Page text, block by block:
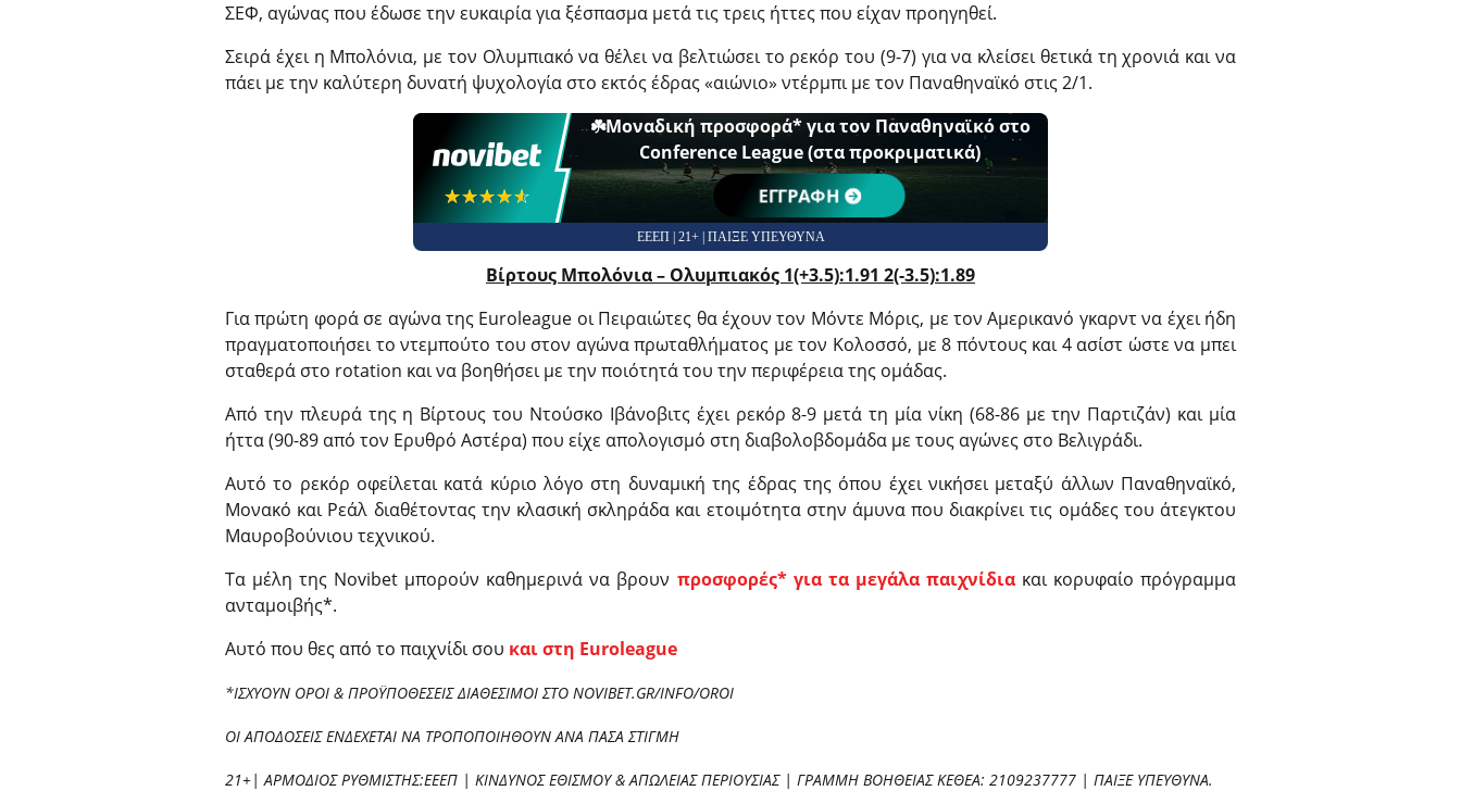
ΣΕΦ, αγώνας που έδωσε την ευκαιρία για ξέσπασμα μετά τις τρεις ήττες που είχαν προηγηθεί.
Σειρά έχει η Μπολόνια, με τον Ολυμπιακό να θέλει να βελτιώσει το ρεκόρ του (9-7) για να κλείσει θετικά τη χρονιά και να
πάει με την καλύτερη δυνατή ψυχολογία στο εκτός έδρας «αιώνιο» ντέρμπι με τον Παναθηναϊκό στις 2/1.
☆☆☆☆☆
★★★★★
☘️Μοναδική προσφορά* για τoν Παναθηναϊκό στο
Conference League (στα προκριματικά)
ΕΓΓΡΑΦΗ
ΕΕΕΠ | 21+ | ΠΑΙΞΕ ΥΠΕΥΘΥΝΑ
Βίρτους Μπολόνια – Ολυμπιακός 1(+3.5):1.91 2(-3.5):1.89
Για πρώτη φορά σε αγώνα της Euroleague oι Πειραιώτες θα έχουν τον Μόντε Μόρις, με τον Αμερικανό γκαρντ να έχει ήδη
πραγματοποιήσει το ντεμπούτο του στον αγώνα πρωταθλήματος με τον Κολοσσό, με 8 πόντους και 4 ασίστ ώστε να μπει
σταθερά στο rotation και να βοηθήσει με την ποιότητά του την περιφέρεια της ομάδας.
Από την πλευρά της η Βίρτους του Ντούσκο Ιβάνοβιτς έχει ρεκόρ 8-9 μετά τη μία νίκη (68-86 με την Παρτιζάν) και μία
ήττα (90-89 από τον Ερυθρό Αστέρα) που είχε απολογισμό στη διαβολοβδομάδα με τους αγώνες στο Βελιγράδι.
Αυτό το ρεκόρ οφείλεται κατά κύριο λόγο στη δυναμική της έδρας της όπου έχει νικήσει μεταξύ άλλων Παναθηναϊκό,
Μονακό και Ρεάλ διαθέτοντας την κλασική σκληράδα και ετοιμότητα στην άμυνα που διακρίνει τις ομάδες του άτεγκτου
Μαυροβούνιου τεχνικού.
Τα μέλη της Novibet μπορούν καθημερινά να βρουν προσφορές* για τα μεγάλα παιχνίδιακαι κορυφαίο πρόγραμμα
ανταμοιβής*.
Αυτό που θες από το παιχνίδι σου και στη Euroleague
*ΙΣΧΥΟΥΝ ΟΡΟΙ & ΠΡΟΫΠΟΘΕΣΕΙΣ ΔΙΑΘΕΣΙΜΟΙ ΣΤΟ NOVIBET.GR/INFO/OROI
ΟΙ ΑΠΟΔΟΣΕΙΣ ΕΝΔΕΧΕΤΑΙ ΝΑ ΤΡΟΠΟΠΟΙΗΘΟΥΝ ΑΝΑ ΠΑΣΑ ΣΤΙΓΜΗ
21+| ΑΡΜΟΔΙΟΣ ΡΥΘΜΙΣΤΗΣ:ΕΕΕΠ | ΚΙΝΔΥΝΟΣ ΕΘΙΣΜΟΥ & ΑΠΩΛΕΙΑΣ ΠΕΡΙΟΥΣΙΑΣ | ΓΡΑΜΜΗ ΒΟΗΘΕΙΑΣ ΚΕΘΕΑ: 2109237777 | ΠΑΙΞΕ ΥΠΕΥΘΥΝΑ.